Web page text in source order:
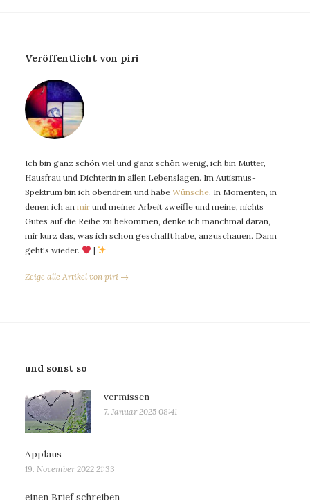
Veröffentlicht von piri
Ich bin ganz schön viel und ganz schön wenig, ich bin Mutter,
Hausfrau und Dichterin in allen Lebenslagen. Im Autismus-
Spektrum bin ich obendrein und habe Wünsche. In Momenten, in
denen ich an mir und meiner Arbeit zweifle und meine, nichts
Gutes auf die Reihe zu bekommen, denke ich manchmal daran,
mir kurz das, was ich schon geschafft habe, anzuschauen. Dann
geht's wieder.
|
Zeige alle Artikel von piri →
und sonst so
vermissen
7. Januar 2025 08:41
Applaus
19. November 2022 21:33
einen Brief schreiben